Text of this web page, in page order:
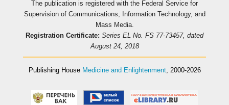
The publication is registered with the Federal Service for
Supervision of Communications, Information Technology, and
Mass Media.
Registration Certificate: Series EL No. FS 77-73457, dated
August 24, 2018
Publishing House Medicine and Enlightenment, 2000-2026